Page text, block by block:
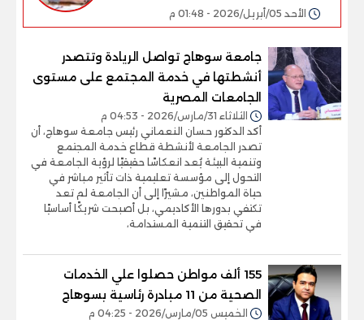
الأحد 05/أبريل/2026 - 01:48 م
جامعة سوهاج تواصل الريادة وتتصدر
أنشطتها في خدمة المجتمع على مستوى
الجامعات المصرية
الثلاثاء 31/مارس/2026 - 04:53 م
أكد الدكتور حسان النعماني رئيس جامعة سوهاج، أن
تصدر الجامعة لأنشطة قطاع خدمة المجتمع
وتنمية البيئة يُعد انعكاسًا حقيقيًا لرؤية الجامعة في
التحول إلى مؤسسة تعليمية ذات تأثير مباشر في
حياة المواطنين، مشيرًا إلى أن الجامعة لم تعد
تكتفي بدورها الأكاديمي، بل أصبحت شريكًا أساسيًا
في تحقيق التنمية المستدامة،
155 ألف مواطن حصلوا علي الخدمات
الصحية من 11 مبادرة رئاسية بسوهاج
الخميس 05/مارس/2026 - 04:25 م